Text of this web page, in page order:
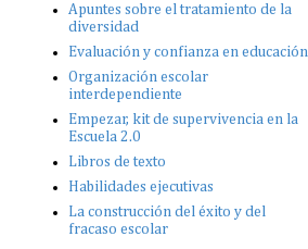
Apuntes sobre el tratamiento de la
diversidad
Evaluación y confianza en educación
Organización escolar
interdependiente
Empezar, kit de supervivencia en la
Escuela 2.0
Libros de texto
Habilidades ejecutivas
La construcción del éxito y del
fracaso escolar